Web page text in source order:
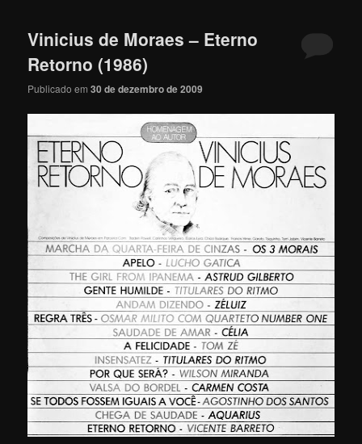
Vinicius de Moraes – Eterno
Retorno (1986)
Publicado em30 de dezembro de 2009